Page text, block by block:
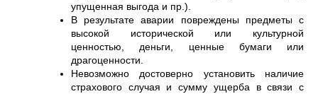
упущенная выгода и пр.).
В результате аварии повреждены предметы с
высокой исторической или культурной
ценностью, деньги, ценные бумаги или
драгоценности.
Невозможно достоверно установить наличие
страхового случая и сумму ущерба в связи с